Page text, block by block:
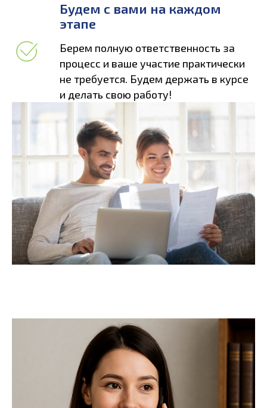
Будем с вами на каждом
этапе
Берем полную ответственность за
процесс и ваше участие практически
не требуется. Будем держать в курсе
и делать свою работу!